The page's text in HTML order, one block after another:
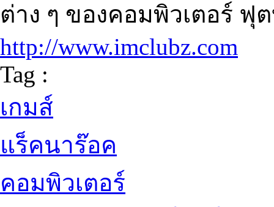
ต่าง ๆ ของคอมพิวเตอร์ ฟุ
http://www.imclubz.com
Tag :
เกมส์
แร็คนาร๊อค
คอมพิวเตอร์